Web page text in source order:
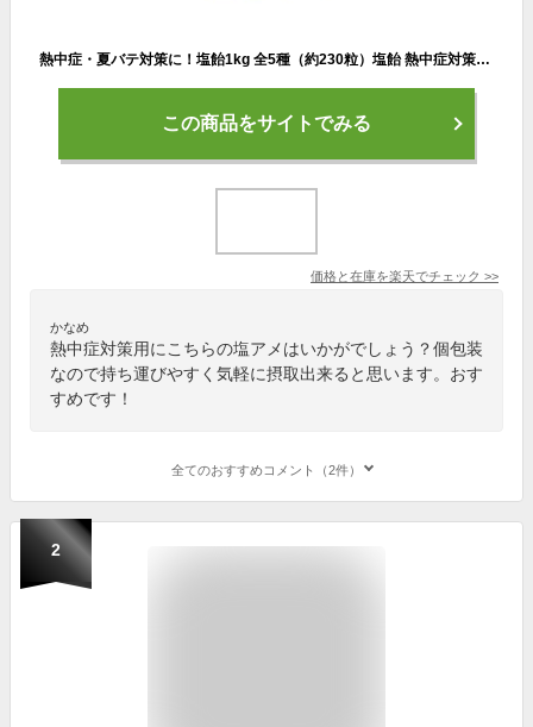
熱中症・夏バテ対策に！塩飴1kg 全5種（約230粒）塩飴 熱中症対策 塩分補給 レモン 梅 サイダー 塩あめ キャンディ 熱中飴 大容量 業務用 個包装 大袋 スポーツ お菓子 あす楽 大袋 ジム 部活 差し入れ クール便同梱不可
この商品をサイトでみる
価格と在庫を楽天でチェック >>
かなめ
熱中症対策用にこちらの塩アメはいかがでしょう？個包装
なので持ち運びやすく気軽に摂取出来ると思います。おす
すめです！
全てのおすすめコメント（2件）
2